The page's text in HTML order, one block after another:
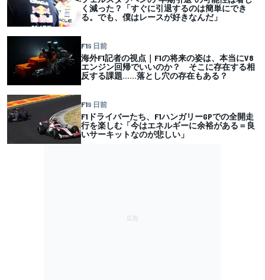
く減った？「すぐに引退するのは簡単にでき
る。でも、僕はレースが好きなんだ」
F19 日前
海外F1記者の視点｜F1の将来の姿は、本当にV8
エンジン回帰でいいのか？ そこに存在する相
反する課題……落とし穴の存在もある？
F19 日前
F1ドライバーたち、F1ハンガリーGPでの全開走
行を楽しむ「今はエネルギーに余裕がある＝良
いサーキットなのが悲しい」